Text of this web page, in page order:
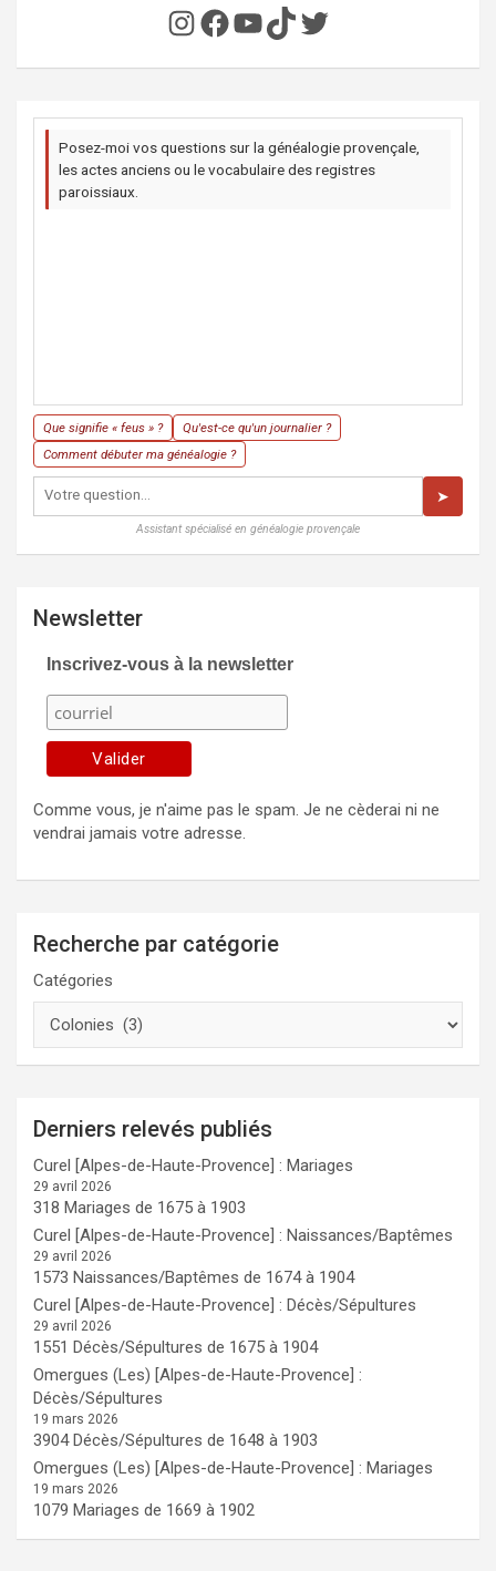
Instagram
Facebook
YouTube
TikTok
Twitter
Posez-moi vos questions sur la généalogie provençale,
les actes anciens ou le vocabulaire des registres
paroissiaux.
Que signifie « feus » ?
Qu'est-ce qu'un journalier ?
Comment débuter ma généalogie ?
➤
Assistant spécialisé en généalogie provençale
Newsletter
Inscrivez-vous à la newsletter
Comme vous, je n'aime pas le spam. Je ne cèderai ni ne
vendrai jamais votre adresse.
Recherche par catégorie
Catégories
Derniers relevés publiés
Curel [Alpes-de-Haute-Provence] : Mariages
29 avril 2026
318 Mariages de 1675 à 1903
Curel [Alpes-de-Haute-Provence] : Naissances/Baptêmes
29 avril 2026
1573 Naissances/Baptêmes de 1674 à 1904
Curel [Alpes-de-Haute-Provence] : Décès/Sépultures
29 avril 2026
1551 Décès/Sépultures de 1675 à 1904
Omergues (Les) [Alpes-de-Haute-Provence] :
Décès/Sépultures
19 mars 2026
3904 Décès/Sépultures de 1648 à 1903
Omergues (Les) [Alpes-de-Haute-Provence] : Mariages
19 mars 2026
1079 Mariages de 1669 à 1902